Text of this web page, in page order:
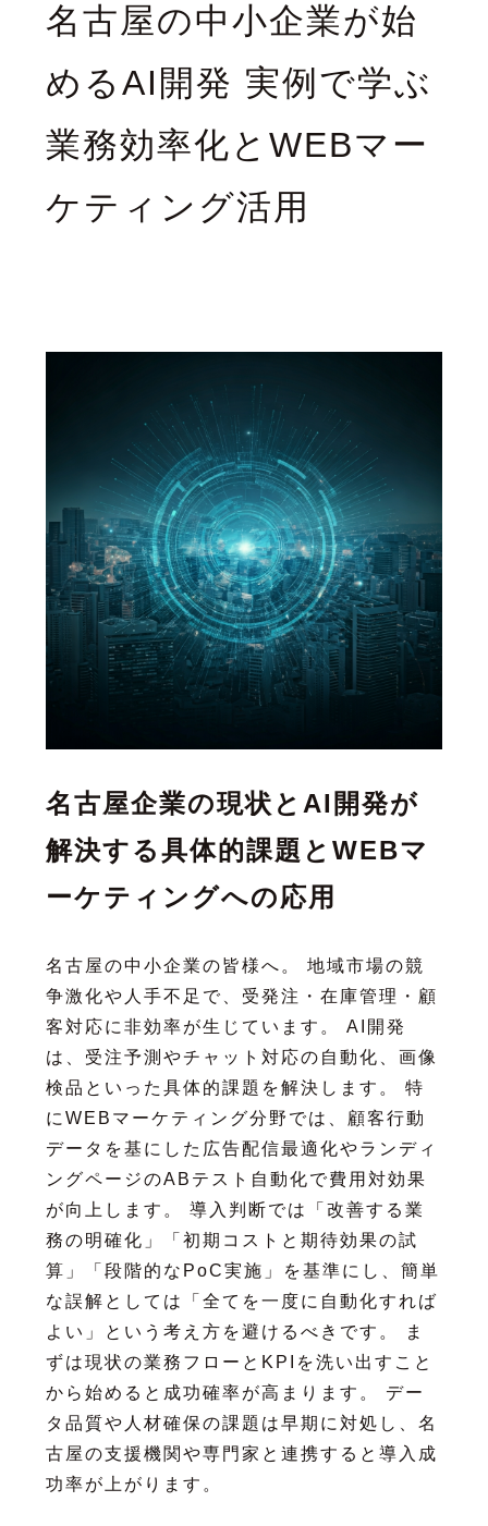
名古屋の中小企業が始
めるAI開発 実例で学ぶ
業務効率化とWEBマー
ケティング活用
名古屋企業の現状とAI開発が
解決する具体的課題とWEBマ
ーケティングへの応用
名古屋の中小企業の皆様へ。 地域市場の競
争激化や人手不足で、受発注・在庫管理・顧
客対応に非効率が生じています。 AI開発
は、受注予測やチャット対応の自動化、画像
検品といった具体的課題を解決します。 特
にWEBマーケティング分野では、顧客行動
データを基にした広告配信最適化やランディ
ングページのABテスト自動化で費用対効果
が向上します。 導入判断では「改善する業
務の明確化」「初期コストと期待効果の試
算」「段階的なPoC実施」を基準にし、簡単
な誤解としては「全てを一度に自動化すれば
よい」という考え方を避けるべきです。 ま
ずは現状の業務フローとKPIを洗い出すこと
から始めると成功確率が高まります。 デー
タ品質や人材確保の課題は早期に対処し、名
古屋の支援機関や専門家と連携すると導入成
功率が上がります。